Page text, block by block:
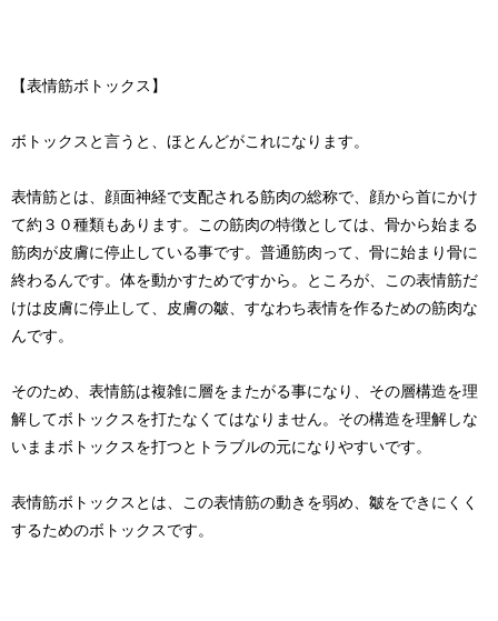
【表情筋ボトックス】
ボトックスと言うと、ほとんどがこれになります。
表情筋とは、顔面神経で支配される筋肉の総称で、顔から首にかけ
て約３０種類もあります。この筋肉の特徴としては、骨から始まる
筋肉が皮膚に停止している事です。普通筋肉って、骨に始まり骨に
終わるんです。体を動かすためですから。ところが、この表情筋だ
けは皮膚に停止して、皮膚の皺、すなわち表情を作るための筋肉な
んです。
そのため、表情筋は複雑に層をまたがる事になり、その層構造を理
解してボトックスを打たなくてはなりません。その構造を理解しな
いままボトックスを打つとトラブルの元になりやすいです。
表情筋ボトックスとは、この表情筋の動きを弱め、皺をできにくく
するためのボトックスです。